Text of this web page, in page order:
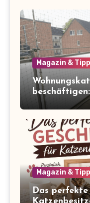
Magazin &
Balkon zum
Magazin &
Das